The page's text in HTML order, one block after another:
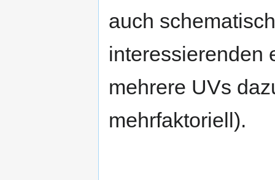
auch
interessierenden
mehrere UVs
mehrfaktoriell).